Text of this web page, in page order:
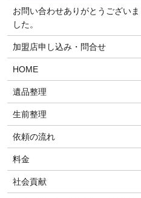
お問い合わせありがとうございま
した。
加盟店申し込み・問合せ
HOME
遺品整理
生前整理
依頼の流れ
料金
社会貢献